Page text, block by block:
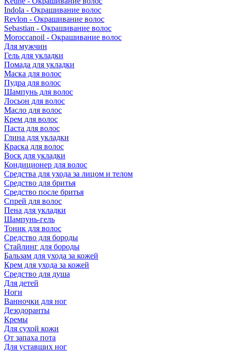
Indola - Окрашивание волос
Revlon - Окрашивание волос
Sebastian - Окрашивание волос
Moroccanoil - Окрашивание волос
Для мужчин
Гель для укладки
Помада для укладки
Маска для волос
Пудра для волос
Шампунь для волос
Лосьон для волос
Масло для волос
Крем для волос
Паста для волос
Глина для укладки
Краска для волос
Воск для укладки
Кондиционер для волос
Средства для ухода за лицом и телом
Средство для бритья
Средство после бритья
Спрей для волос
Пена для укладки
Шампунь-гель
Тоник для волос
Средство для бороды
Стайлинг для бороды
Бальзам для ухода за кожей
Крем для ухода за кожей
Средство для душа
Для детей
Ноги
Ванночки для ног
Дезодоранты
Кремы
Для сухой кожи
От запаха пота
Для уставших ног